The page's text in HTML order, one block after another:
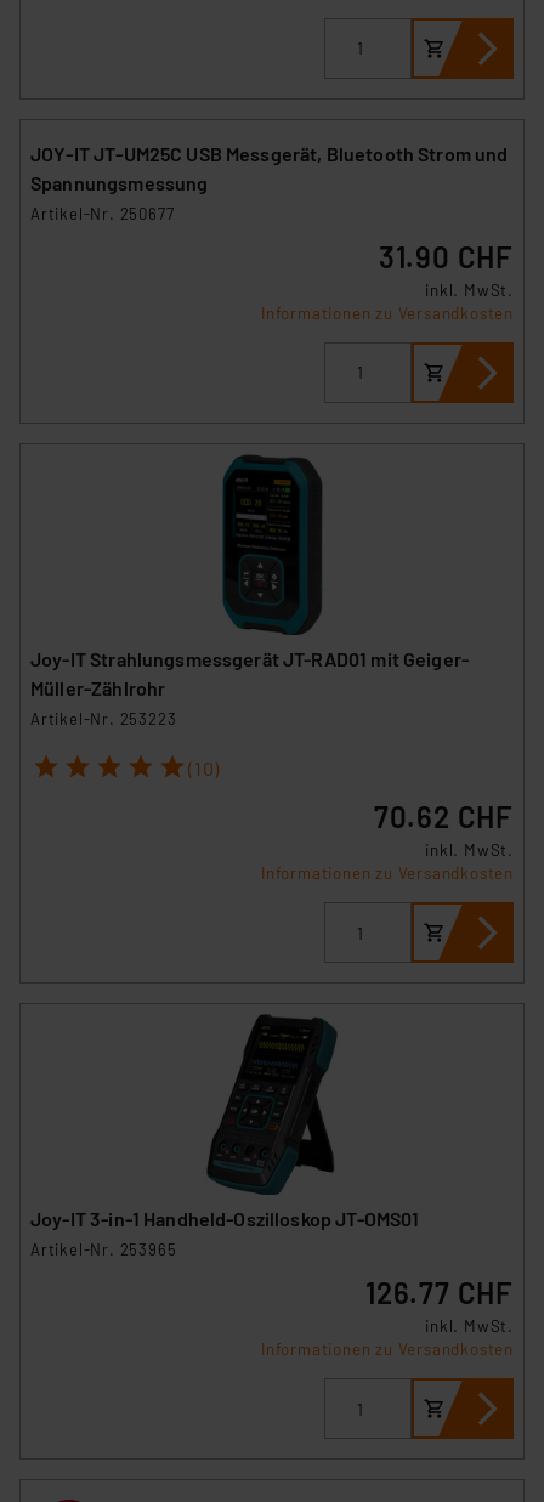
JOY‑IT JT‑UM25C USB Messgerät, Bluetooth Strom und
Spannungsmessung
Artikel-Nr. 250677
31.90 CHF
inkl. MwSt.
Informationen zu Versandkosten
Joy-IT Strahlungsmessgerät JT-RAD01 mit Geiger-
Müller-Zählrohr
Artikel-Nr. 253223
1 2 3 4 5 (10)
70.62 CHF
inkl. MwSt.
Informationen zu Versandkosten
Joy-IT 3-in-1 Handheld-Oszilloskop JT-OMS01
Artikel-Nr. 253965
126.77 CHF
inkl. MwSt.
Informationen zu Versandkosten